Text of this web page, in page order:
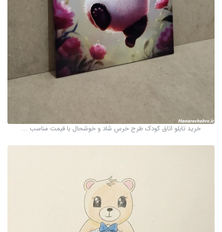
خرید تابلو اتاق کودک طرح خرس شاد و خوشحال با قیمت مناسب ...